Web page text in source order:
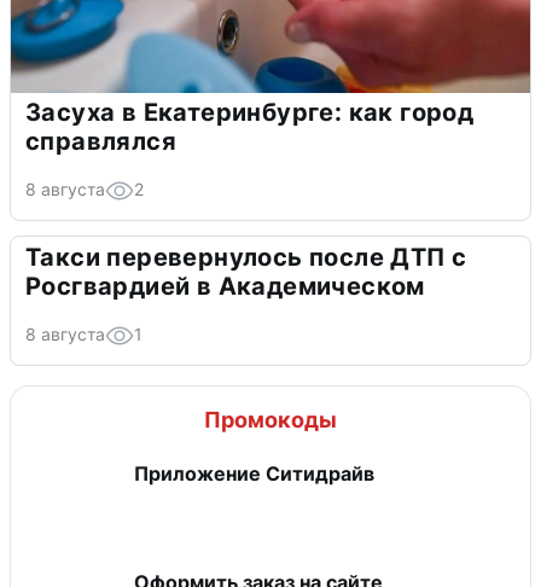
Засуха в Екатеринбурге: как город
справлялся
8 августа 2
Такси перевернулось после ДТП с
Росгвардией в Академическом
8 августа 1
Промокоды
Приложение Ситидрайв
Оформить заказ на сайте